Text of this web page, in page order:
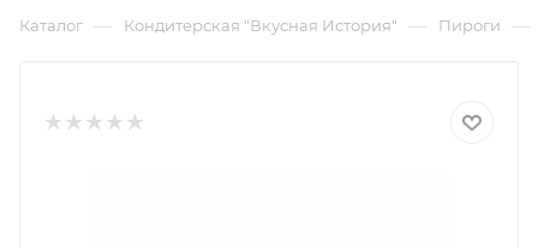
Каталог — Кондитерская "Вкусная История" — Пироги —